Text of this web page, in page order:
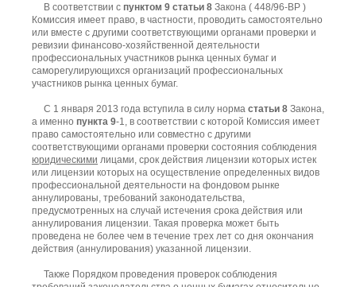
В соответствии с пунктом 9 статьи 8 Закона ( 448/96-ВР )
Комиссия имеет право, в частности, проводить самостоятельно
или вместе с другими соответствующими органами проверки и
ревизии финансово-хозяйственной деятельности
профессиональных участников рынка ценных бумаг и
саморегулирующихся организаций профессиональных
участников рынка ценных бумаг.
С 1 января 2013 года вступила в силу норма статьи 8 Закона,
а именно пункта 9-1, в соответствии с которой Комиссия имеет
право самостоятельно или совместно с другими
соответствующими органами проверки состояния соблюдения
юридическими лицами, срок действия лицензии которых истек
или лицензии которых на осуществление определенных видов
профессиональной деятельности на фондовом рынке
аннулированы, требований законодательства,
предусмотренных на случай истечения срока действия или
аннулирования лицензии. Такая проверка может быть
проведена не более чем в течение трех лет со дня окончания
действия (аннулирования) указанной лицензии.
Также Порядком проведения проверок соблюдения